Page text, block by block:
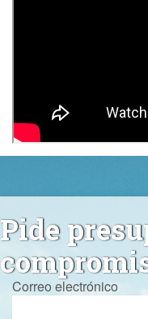
Pide
Correo electrónico